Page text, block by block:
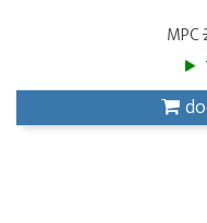
MPC